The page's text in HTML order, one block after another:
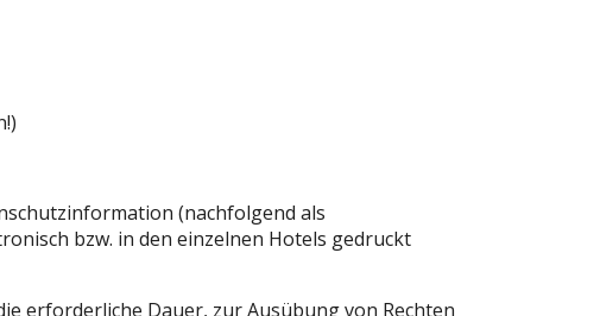
(nachfolgend als
bzw. in den einzelnen Hotels gedruckt
erforderliche Dauer, zur Ausübung von Rechten